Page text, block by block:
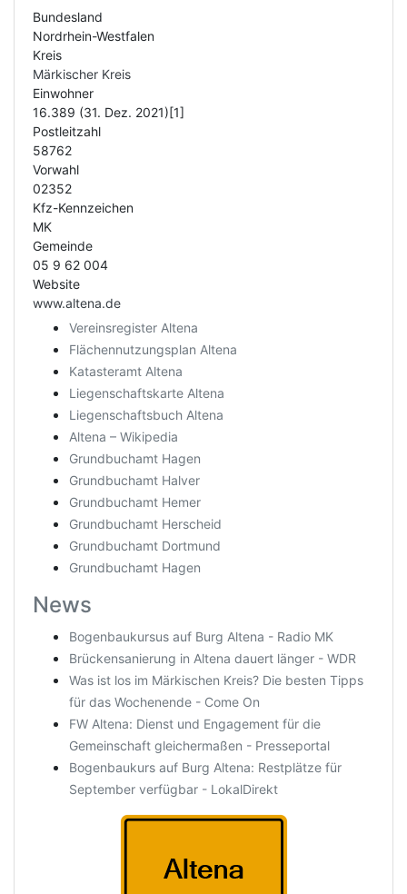
Bundesland
Nordrhein-Westfalen
Kreis
Märkischer Kreis
Einwohner
16.389 (31. Dez. 2021)[1]
Postleitzahl
58762
Vorwahl
02352
Kfz-Kennzeichen
MK
Gemeinde
05 9 62 004
Website
www.altena.de
Vereinsregister Altena
Flächennutzungsplan Altena
Katasteramt Altena
Liegenschaftskarte Altena
Liegenschaftsbuch Altena
Altena – Wikipedia
Grundbuchamt Hagen
Grundbuchamt Halver
Grundbuchamt Hemer
Grundbuchamt Herscheid
Grundbuchamt Dortmund
Grundbuchamt Hagen
News
Bogenbaukursus auf Burg Altena - Radio MK
Brückensanierung in Altena dauert länger - WDR
Was ist los im Märkischen Kreis? Die besten Tipps
für das Wochenende - Come On
FW Altena: Dienst und Engagement für die
Gemeinschaft gleichermaßen - Presseportal
Bogenbaukurs auf Burg Altena: Restplätze für
September verfügbar - LokalDirekt